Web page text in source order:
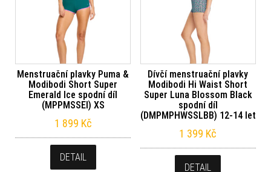
Menstruační plavky Puma &
Modibodi Short Super
Emerald Ice spodní díl
(MPPMSSEI) XS
1 899 Kč
DETAIL
Dívčí menstruační plavky
Modibodi Hi Waist Short
Super Luna Blossom Black
spodní díl
(DMPMPHWSSLBB) 12-14 let
1 399 Kč
DETAIL